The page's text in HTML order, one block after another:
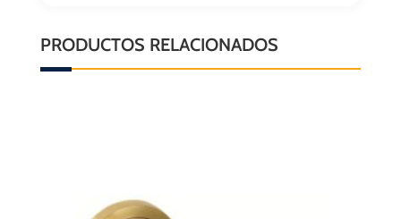
PRODUCTOS RELACIONADOS